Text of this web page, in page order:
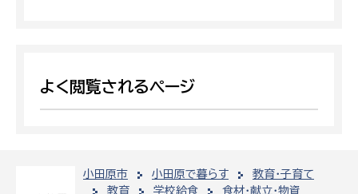
小田原市 小田原で暮らす
教育・子育て
教育
学校給食
食材・献立・物資
よく閲覧されるページ